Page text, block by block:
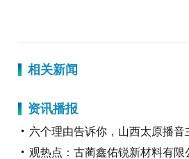
相关新闻
资讯播报
六个理由告诉你，山西太原播音
观热点：古蔺鑫佑锐新材料有